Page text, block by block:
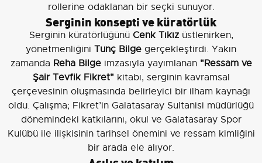
rollerine odaklanan bir seçki sunuyor.
Serginin konsepti ve küratörlük
Serginin küratörlüğünü Cenk Tıkızüstlenirken,
yönetmenliğini Tunç Bilge gerçekleştirdi. Yakın
zamanda Reha Bilgeimzasıyla yayımlanan "Ressam ve
Şair Tevfik Fikret"kitabı, serginin kavramsal
çerçevesinin oluşmasında belirleyici bir ilham kaynağı
oldu. Çalışma; Fikret’in Galatasaray Sultanisi müdürlüğü
dönemindeki katkılarını, okul ve Galatasaray Spor
Kulübü ile ilişkisinin tarihsel önemini ve ressam kimliğini
bir arada ele alıyor.